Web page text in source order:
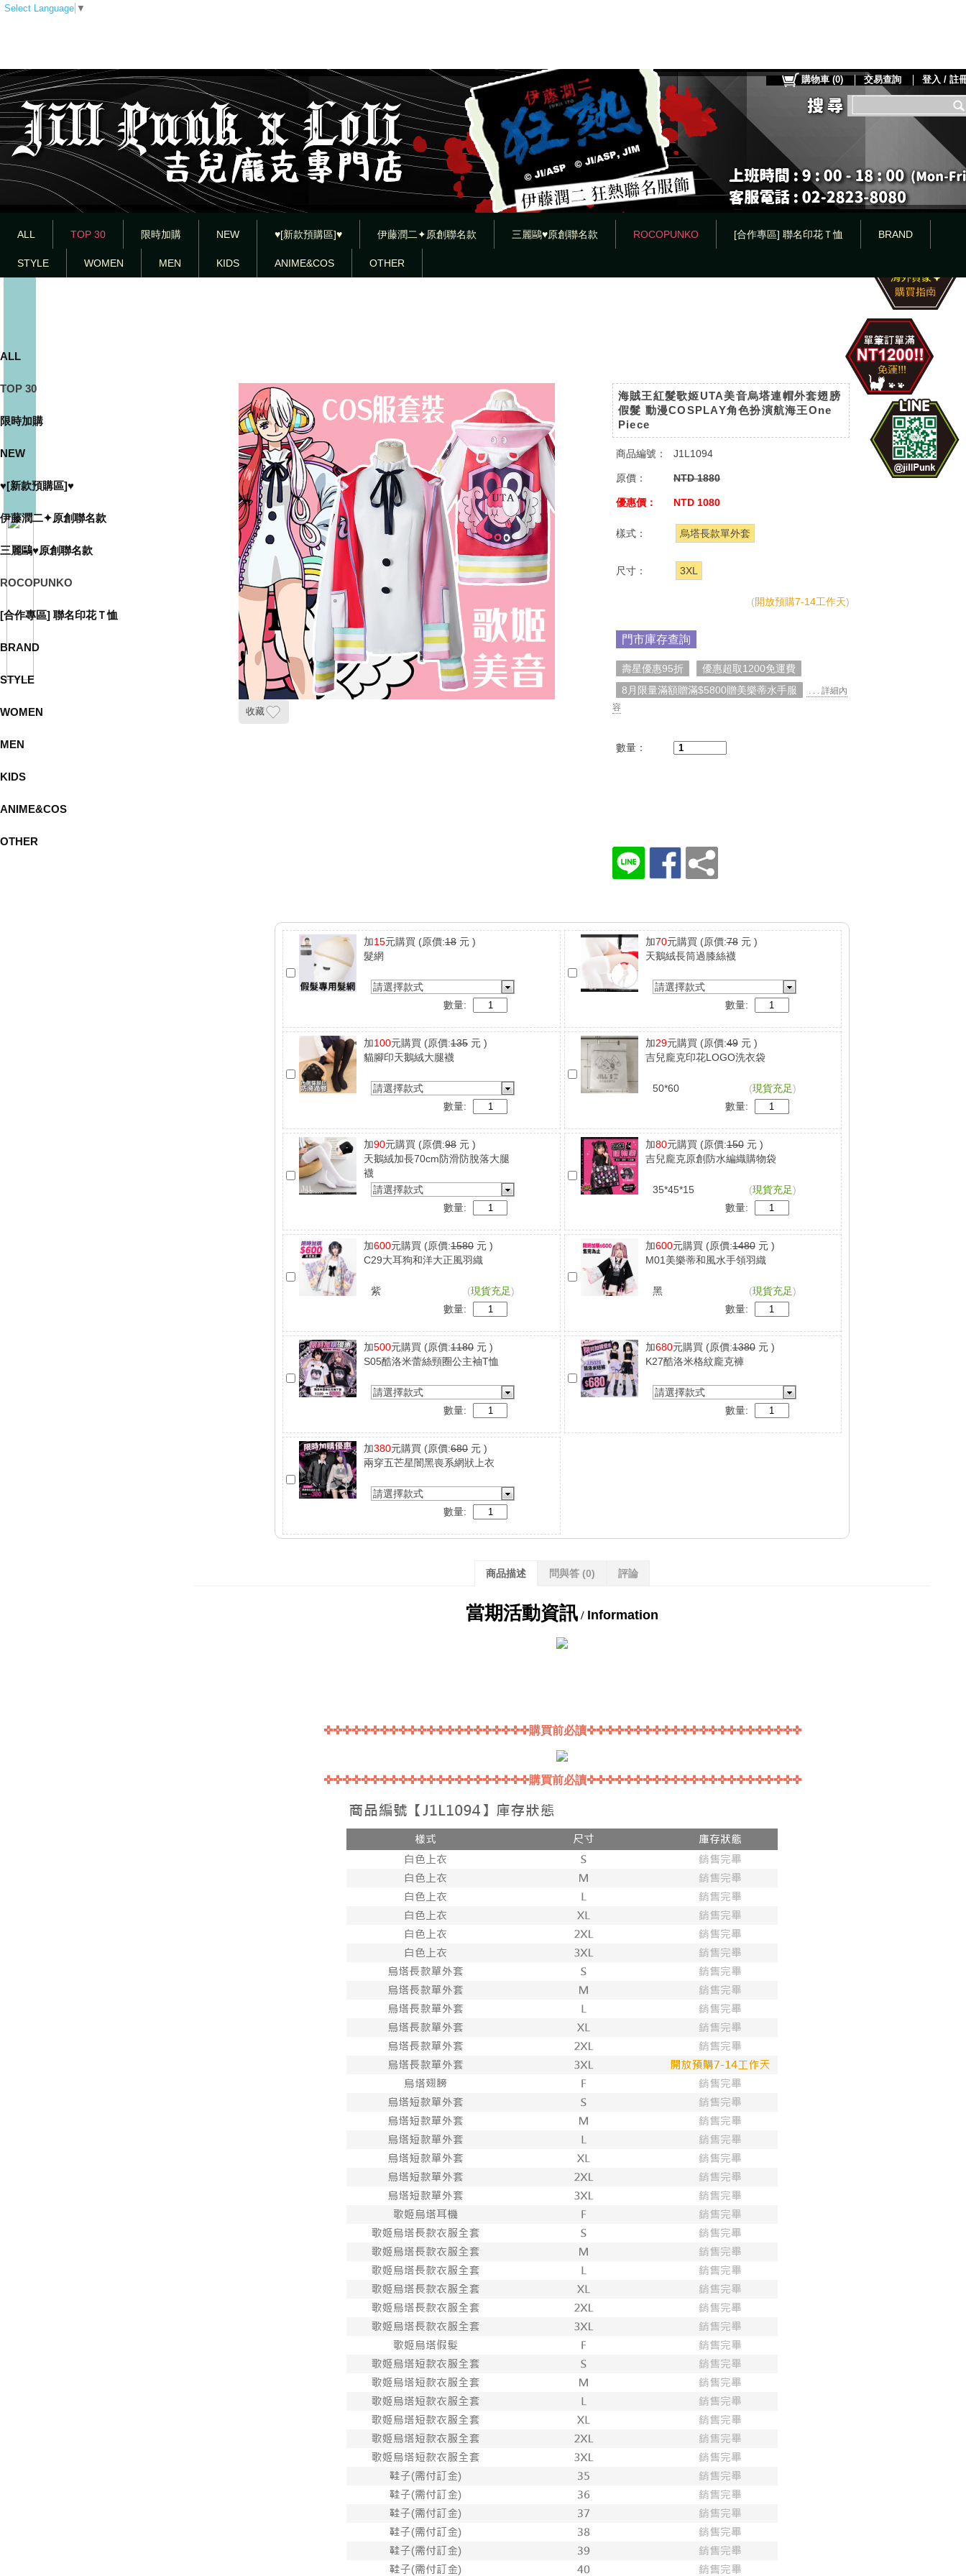
Select Language ▼
ALL TOP 30 限時加購 NEW ♥[新款預購區]♥ 伊藤潤二✦原創聯名款 三麗鷗♥原創聯名款 ROCOPUNKO [合作專區] 聯名印花Ｔ恤 BRAND
STYLE WOMEN MEN KIDS ANIME&COS OTHER
購物車 (0) 交易查詢 登入 / 註
ALL
TOP 30
限時加購
NEW
♥[新款預購區]♥
伊藤潤二✦原創聯名款
三麗鷗♥原創聯名款
ROCOPUNKO
[合作專區] 聯名印花Ｔ恤
BRAND
STYLE
WOMEN
MEN
KIDS
ANIME&COS
OTHER
收藏
海賊王紅髮歌姬UTA美音烏塔連帽外套翅膀
假髮 動漫COSPLAY角色扮演航海王One
Piece
商品編號： J1L1094
原價： NTD 1880
優惠價： NTD 1080
樣式： 烏塔長款單外套
尺寸： 3XL
(開放預購7-14工作天)
門市庫存查詢
壽星優惠95折
優惠超取1200免運費
8月限量滿額贈滿$5800贈美樂蒂水手服
. . . 詳細內
容
數量：
加15元購買 (原價:18 元 )
髮網
請選擇款式
數量:
加70元購買 (原價:78元 )
天鵝絨長筒過膝絲襪
請選擇款式
數量:
加100元購買 (原價:135 元 )
貓腳印天鵝絨大腿襪
請選擇款式
數量:
加29元購買 (原價:49元 )
吉兒龐克印花LOGO洗衣袋
50*60 (現貨充足)
數量:
加90元購買 (原價:98 元 )
天鵝絨加長70cm防滑防脫落大腿
襪
請選擇款式
數量:
加80元購買 (原價:150元 )
吉兒龐克原創防水編織購物袋
35*45*15 (現貨充足)
數量:
加600元購買 (原價:1580 元 )
C29大耳狗和洋大正風羽織
紫 (現貨充足)
數量:
加600元購買 (原價:1480元 )
M01美樂蒂和風水手領羽織
黑 (現貨充足)
數量:
加500元購買 (原價:1180 元 )
S05酷洛米蕾絲頸圈公主袖T恤
請選擇款式
數量:
加680元購買 (原價:1380元 )
K27酷洛米格紋龐克褲
請選擇款式
數量:
加380元購買 (原價:680 元 )
兩穿五芒星闇黑喪系網狀上衣
請選擇款式
數量:
商品描述 問與答 (0) 評論